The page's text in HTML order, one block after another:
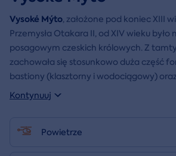
Vysoké Mýto, założone pod koniec XIII
Przemysła Otakara II, od XIV wieku było
posagowym czeskich królowych. Z
zachowała się stosunkowo duża część
bastiony (klasztorny i wodociągowy)
Kontynuuj
Powietrze